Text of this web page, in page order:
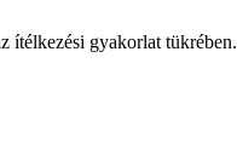
ítélkezési gyakorlat tükrében.